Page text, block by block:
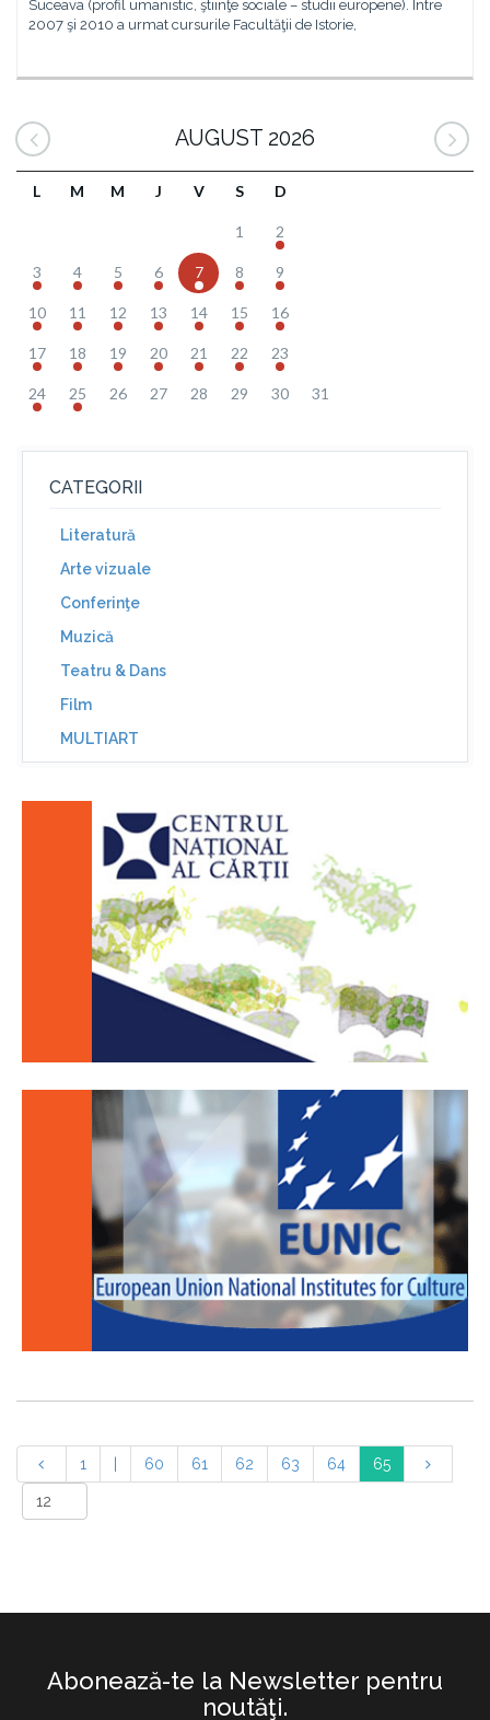
Suceava (profil umanistic, ştiinţe sociale – studii europene). Între
2007 şi 2010 a urmat cursurile Facultăţii de Istorie,
AUGUST 2026
L M M J V S D
1 2
3 4 5 6 7 8 9
10 11 12 13 14 15 16
17 18 19 20 21 22 23
24 25 26 27 28 29 30 31
CATEGORII
Literatură
Arte vizuale
Conferinţe
Muzică
Teatru & Dans
Film
MULTIART
1 60 61 62 63 64 65
Abonează-te la Newsletter pentru
noutăţi.